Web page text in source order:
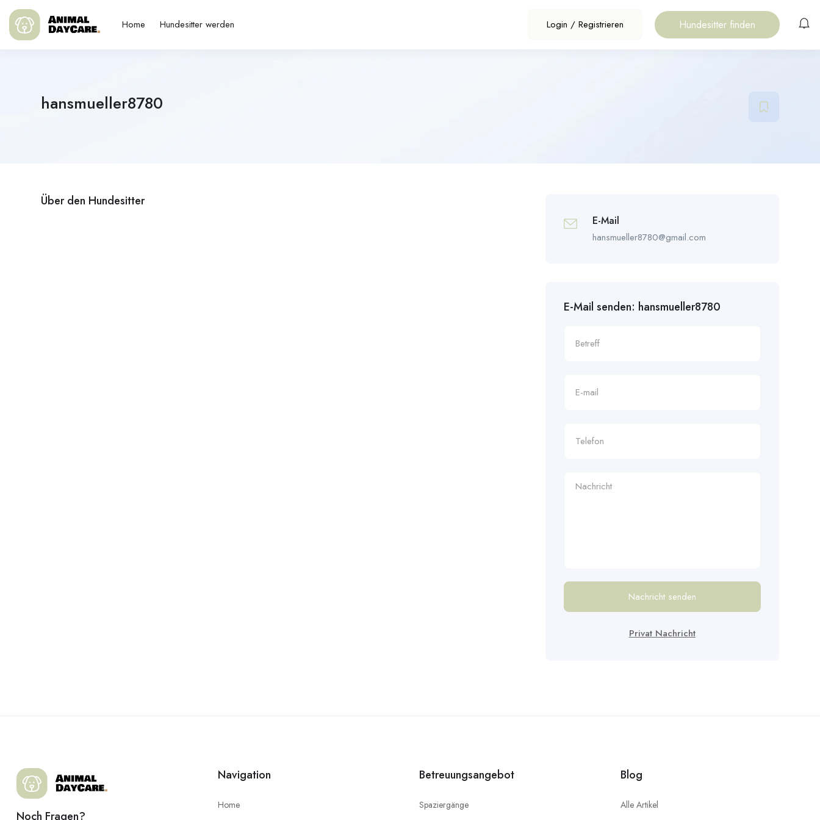
Home Hundesitter werden Login / Registrieren Hundesitter finden
hansmueller8780
Über den Hundesitter
E-Mail
hansmueller8780@gmail.com
E-Mail senden: hansmueller8780
Nachricht senden
Privat Nachricht
Noch Fragen?
Navigation
Home
Betreuungsangebot
Spaziergänge
Blog
Alle Artikel